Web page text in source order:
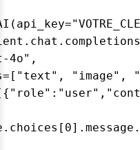
4o",
"image",